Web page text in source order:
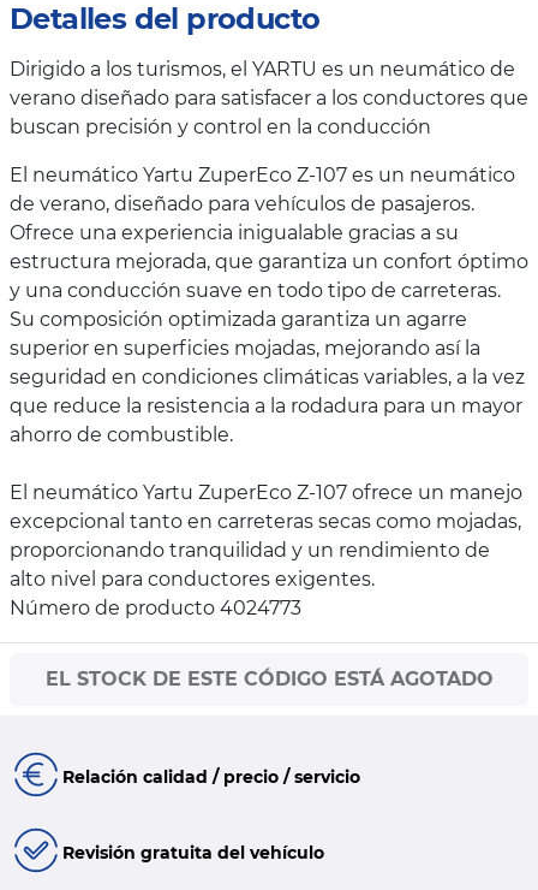
Detalles del producto
Dirigido a los turismos, el YARTU es un neumático de
verano diseñado para satisfacer a los conductores que
buscan precisión y control en la conducción
El neumático Yartu ZuperEco Z-107 es un neumático
de verano, diseñado para vehículos de pasajeros.
Ofrece una experiencia inigualable gracias a su
estructura mejorada, que garantiza un confort óptimo
y una conducción suave en todo tipo de carreteras.
Su composición optimizada garantiza un agarre
superior en superficies mojadas, mejorando así la
seguridad en condiciones climáticas variables, a la vez
que reduce la resistencia a la rodadura para un mayor
ahorro de combustible.
El neumático Yartu ZuperEco Z-107 ofrece un manejo
excepcional tanto en carreteras secas como mojadas,
proporcionando tranquilidad y un rendimiento de
alto nivel para conductores exigentes.
Número de producto 4024773
EL STOCK DE ESTE CÓDIGO ESTÁ AGOTADO
Relación calidad / precio / servicio
Revisión gratuita del vehículo